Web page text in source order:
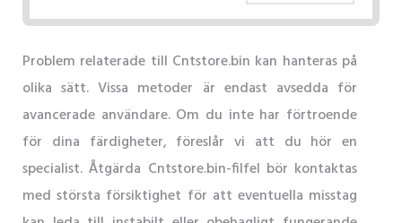
Problem relaterade till Cntstore.bin kan hanteras på
olika sätt. Vissa metoder är endast avsedda för
avancerade användare. Om du inte har förtroende
för dina färdigheter, föreslår vi att du hör en
specialist. Åtgärda Cntstore.bin-filfel bör kontaktas
med största försiktighet för att eventuella misstag